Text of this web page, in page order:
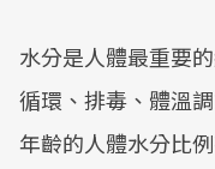
水分是人體最重要
循環、排毒、體溫
年齡的人體水分比